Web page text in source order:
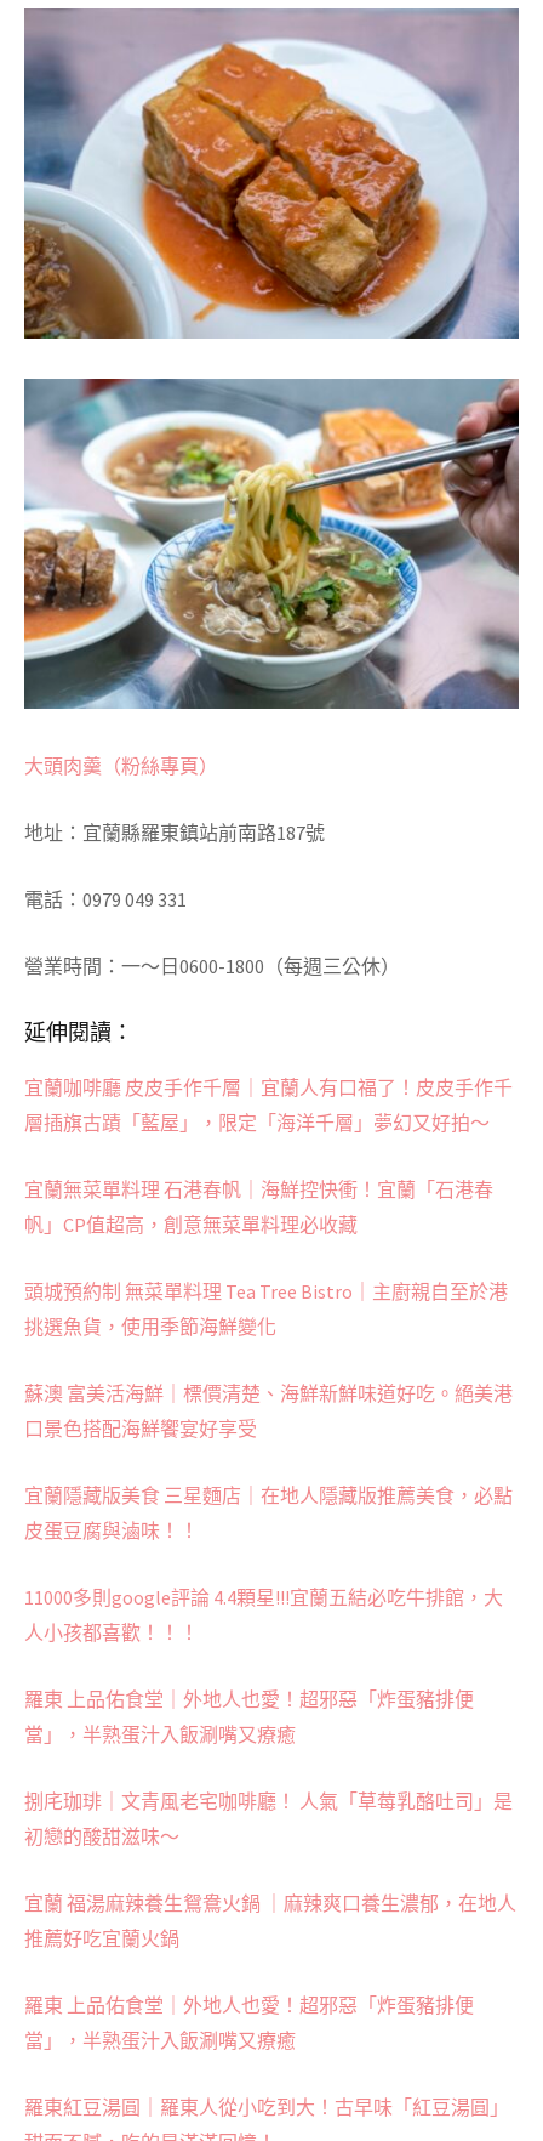
大頭肉羹（粉絲專頁）
地址：宜蘭縣羅東鎮站前南路187號
電話：0979 049 331
營業時間：一～日0600-1800（每週三公休）
延伸閱讀：
宜蘭咖啡廳 皮皮手作千層｜宜蘭人有口福了！皮皮手作千
層插旗古蹟「藍屋」，限定「海洋千層」夢幻又好拍～
宜蘭無菜單料理 石港春帆｜海鮮控快衝！宜蘭「石港春
帆」CP值超高，創意無菜單料理必收藏
頭城預約制 無菜單料理 Tea Tree Bistro｜主廚親自至於港
挑選魚貨，使用季節海鮮變化
蘇澳 富美活海鮮｜標價清楚、海鮮新鮮味道好吃。絕美港
口景色搭配海鮮饗宴好享受
宜蘭隱藏版美食 三星麵店｜在地人隱藏版推薦美食，必點
皮蛋豆腐與滷味！！
11000多則google評論 4.4顆星!!!宜蘭五結必吃牛排館，大
人小孩都喜歡！！！
羅東 上品佑食堂｜外地人也愛！超邪惡「炸蛋豬排便
當」，半熟蛋汁入飯涮嘴又療癒
捌㡯珈琲｜文青風老宅咖啡廳！ 人氣「草莓乳酪吐司」是
初戀的酸甜滋味～
宜蘭 福湯麻辣養生鴛鴦火鍋 ｜麻辣爽口養生濃郁，在地人
推薦好吃宜蘭火鍋
羅東 上品佑食堂｜外地人也愛！超邪惡「炸蛋豬排便
當」，半熟蛋汁入飯涮嘴又療癒
羅東紅豆湯圓｜羅東人從小吃到大！古早味「紅豆湯圓」